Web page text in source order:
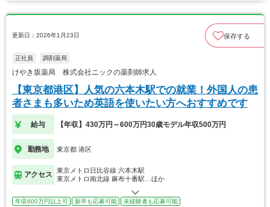
更新日：2026年1月23日 保存する
正社員 調剤薬局
けやき坂薬局 株式会社ニックの薬剤師求人
【東京都港区】人気の六本木駅での就業！外国人の患
者さまも多いため英語を使いたい方へおすすめです
給与 【年収】430万円～600万円30歳モデル年収500万円
勤務地 東京都 港区
アクセス
東京メトロ日比谷線 六本木駅
東京メトロ南北線 麻布十番駅…ほか
年収600万円以上可 新卒も応募可能
未経験者も応募可能